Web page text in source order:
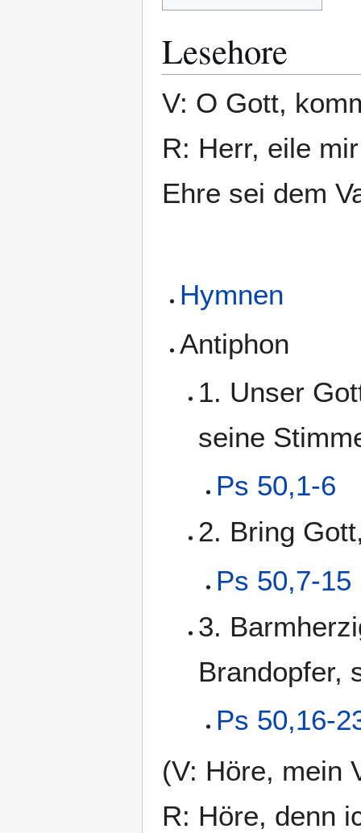
Lesehore
V: O Gott,
R: Herr, eile
Ehre sei dem
Hymnen
Antiphon
1. Unser
seine
Ps 50,1-6
2. Bring
Ps 50,7-15
3.
Brandopfer,
Ps 50,16-
(V: Höre, mein
R: Höre, denn